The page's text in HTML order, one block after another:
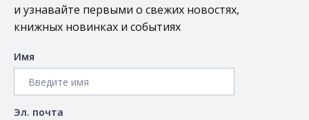
и узнавайте первыми о свежих новостях,
книжных новинках и событиях
Имя
Эл. почта